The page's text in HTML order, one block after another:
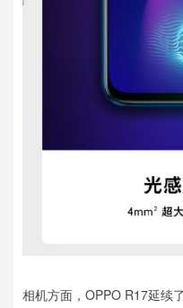
相机方面，OPPO R17延续